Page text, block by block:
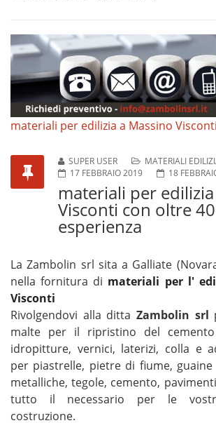
materiali per edilizia a Massino Visconti
SUPER USER
MATERIALI
17 FEBBRAIO 2019
18
materiali per
Visconti con oltre
esperienza
La Zambolin srl sita a Galliate
nella fornitura di materiali per l'
Visconti
Rivolgendovi alla ditta Zambolin srl
malte per il ripristino del
idropitture, vernici, laterizi, colla e
per piastrelle, pietre di fiume,
metalliche, tegole, cemento,
tutto il necessario per le
costruzione.